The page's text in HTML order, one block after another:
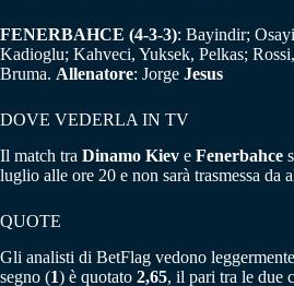
FENERBAHCE (4-3-3): Bayindir;
Kadioglu; Kahveci, Yuksek, Pelkas;
Bruma. Allenatore: Jorge Jesus
DOVE VEDERLA IN TV
Il match tra Dinamo Kiev e Fenerbahce
luglio alle ore 20 e non sarà trasmessa da
QUOTE
Gli analisti di BetFlag vedono
segno (1) è quotato 2,65, il pari tra le due